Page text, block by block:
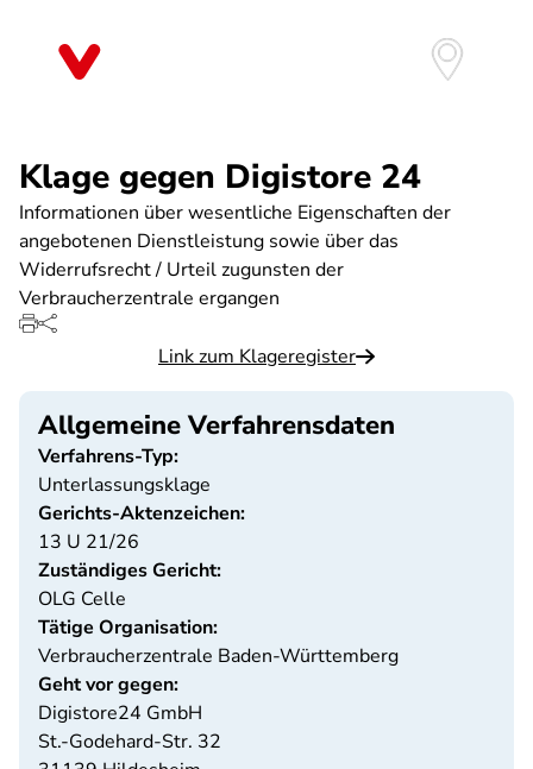
Klage gegen Digistore 24
Informationen über wesentliche Eigenschaften der
angebotenen Dienstleistung sowie über das
Widerrufsrecht / Urteil zugunsten der
Verbraucherzentrale ergangen
Link zum Klageregister
Allgemeine Verfahrensdaten
Verfahrens-Typ:
Unterlassungsklage
Gerichts-Aktenzeichen:
13 U 21/26
Zuständiges Gericht:
OLG Celle
Tätige Organisation:
Verbraucherzentrale Baden-Württemberg
Geht vor gegen:
Digistore24 GmbH
St.-Godehard-Str. 32